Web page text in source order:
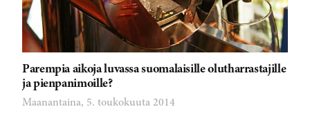
Parempia aikoja luvassa suomalaisille olutharrastajille
ja pienpanimoille?
Maanantaina, 5. toukokuuta 2014